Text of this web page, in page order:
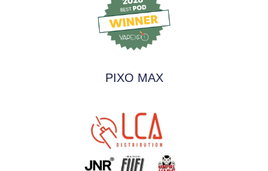
PIXO MAX